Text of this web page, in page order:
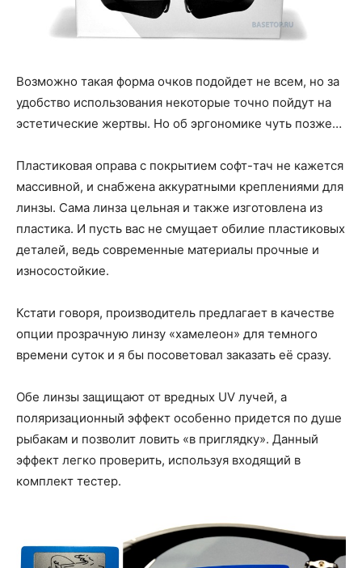
Возможно такая форма очков подойдет не всем, но за
удобство использования некоторые точно пойдут на
эстетические жертвы. Но об эргономике чуть позже…
Пластиковая оправа с покрытием софт-тач не кажется
массивной, и снабжена аккуратными креплениями для
линзы. Сама линза цельная и также изготовлена из
пластика. И пусть вас не смущает обилие пластиковых
деталей, ведь современные материалы прочные и
износостойкие.
Кстати говоря, производитель предлагает в качестве
опции прозрачную линзу «хамелеон» для темного
времени суток и я бы посоветовал заказать её сразу.
Обе линзы защищают от вредных UV лучей, а
поляризационный эффект особенно придется по душе
рыбакам и позволит ловить «в приглядку». Данный
эффект легко проверить, используя входящий в
комплект тестер.